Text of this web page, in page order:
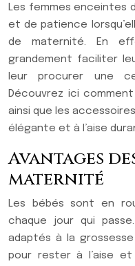
Les femmes enceintes
et de patience
de maternité. En
grandement faciliter
leur procurer une
Découvrez ici
ainsi que les
élégante et à l’aise
Avantages
maternité
Les bébés sont en
chaque jour qui
adaptés à la
pour rester à l’aise et